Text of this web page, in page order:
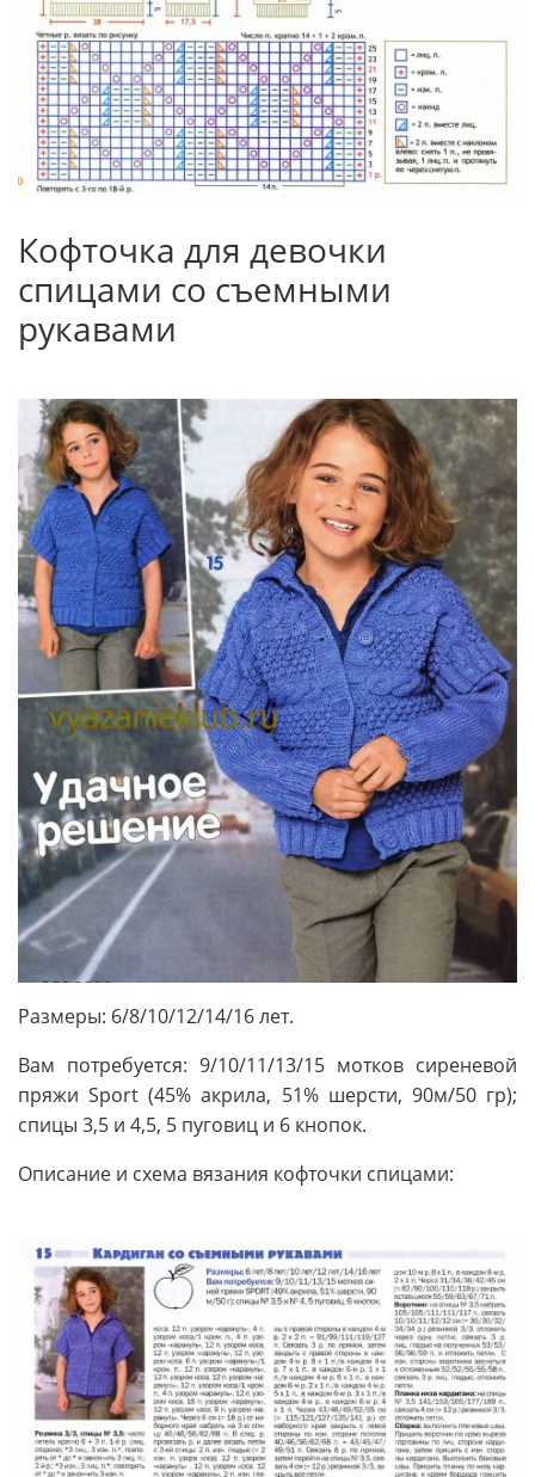
Кофточка для девочки
спицами со съемными
рукавами
Размеры: 6/8/10/12/14/16 лет.
Вам потребуется: 9/10/11/13/15 мотков сиреневой
пряжи Sport (45% акрила, 51% шерсти, 90м/50 гр);
спицы 3,5 и 4,5, 5 пуговиц и 6 кнопок.
Описание и схема вязания кофточки спицами: